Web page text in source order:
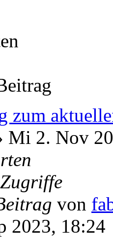
zum
Mi 2. Nov
Zugriffe
von
2023, 18:24